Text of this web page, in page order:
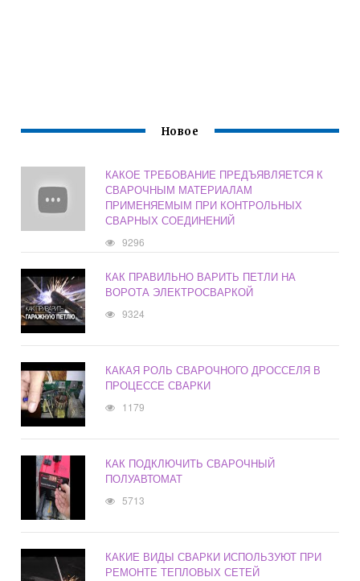
Новое
КАКОЕ ТРЕБОВАНИЕ ПРЕДЪЯВЛЯЕТСЯ К
СВАРОЧНЫМ МАТЕРИАЛАМ
ПРИМЕНЯЕМЫМ ПРИ КОНТРОЛЬНЫХ
СВАРНЫХ СОЕДИНЕНИЙ
9296
КАК ПРАВИЛЬНО ВАРИТЬ ПЕТЛИ НА
ВОРОТА ЭЛЕКТРОСВАРКОЙ
9324
КАКАЯ РОЛЬ СВАРОЧНОГО ДРОССЕЛЯ В
ПРОЦЕССЕ СВАРКИ
1179
КАК ПОДКЛЮЧИТЬ СВАРОЧНЫЙ
ПОЛУАВТОМАТ
5713
КАКИЕ ВИДЫ СВАРКИ ИСПОЛЬЗУЮТ ПРИ
РЕМОНТЕ ТЕПЛОВЫХ СЕТЕЙ